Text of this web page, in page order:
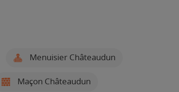
Menuisier Châteaudun
Maçon Châteaudun